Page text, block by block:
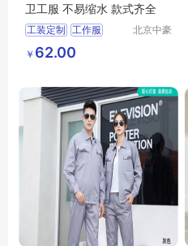
卫工服 不易缩水 款式齐全
工装定制 工作服
北京中豪
￥ 62.00